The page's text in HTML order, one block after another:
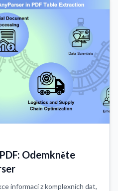
Odemkněte
informací z komplexních dat,